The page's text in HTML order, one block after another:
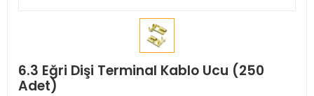
6.3 Eğri Dişi Terminal Kablo Ucu (250
Adet)